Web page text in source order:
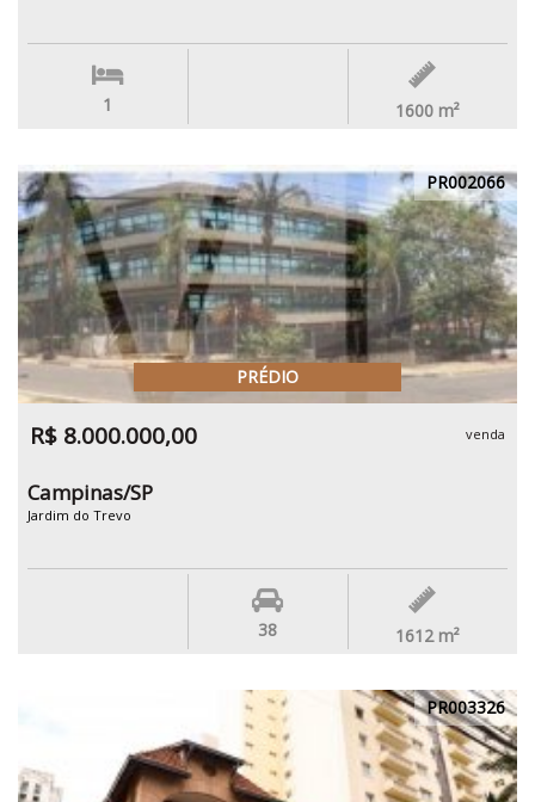
1 1600 m²
PR002066
PRÉDIO
R$ 8.000.000,00 venda
Campinas/SP
Jardim do Trevo
38 1612 m²
PR003326